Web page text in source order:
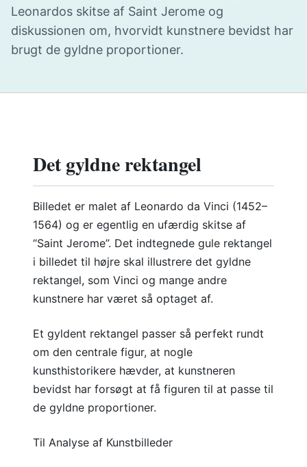
Leonardos skitse af Saint Jerome og
diskussionen om, hvorvidt kunstnere bevidst har
brugt de gyldne proportioner.
Det gyldne rektangel
Billedet er malet af Leonardo da Vinci (1452–
1564) og er egentlig en ufærdig skitse af
“Saint Jerome”. Det indtegnede gule rektangel
i billedet til højre skal illustrere det gyldne
rektangel, som Vinci og mange andre
kunstnere har været så optaget af.
Et gyldent rektangel passer så perfekt rundt
om den centrale figur, at nogle
kunsthistorikere hævder, at kunstneren
bevidst har forsøgt at få figuren til at passe til
de gyldne proportioner.
Til Analyse af Kunstbilleder